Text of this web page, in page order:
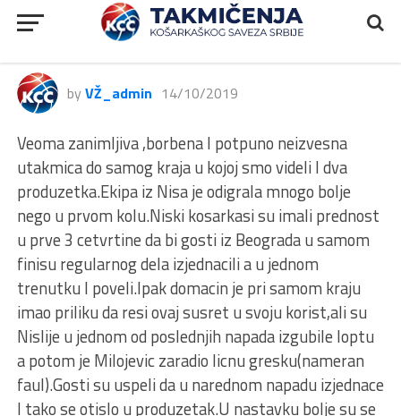
2MLS, Fair Play – BKK Radnički,
99:103
by VŽ_admin 14/10/2019
Veoma zanimljiva ,borbena I potpuno neizvesna
utakmica do samog kraja u kojoj smo videli I dva
produzetka.Ekipa iz Nisa je odigrala mnogo bolje
nego u prvom kolu.Niski kosarkasi su imali prednost
u prve 3 cetvrtine da bi gosti iz Beograda u samom
finisu regularnog dela izjednacili a u jednom
trenutku I poveli.Ipak domacin je pri samom kraju
imao priliku da resi ovaj susret u svoju korist,ali su
Nislije u jednom od poslednjih napada izgubile loptu
a potom je Milojevic zaradio licnu gresku(nameran
faul).Gosti su uspeli da u narednom napadu izjednace
I tako se otislo u produzetak.U nastavku bolje su se